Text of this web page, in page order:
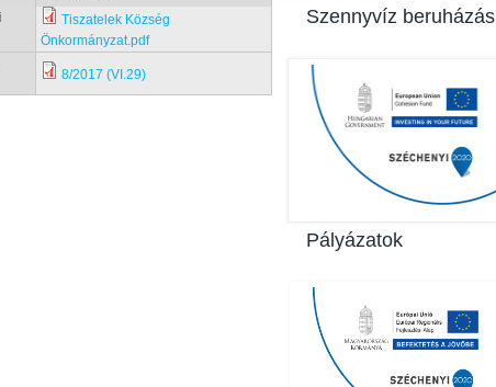
Tiszatelek Község
Önkormányzat.pdf
8/2017 (VI.29)
Szennyvíz beruházás
Pályázatok